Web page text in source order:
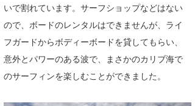
いで割れています。サーフショップなどはない
ので、ボードのレンタルはできませんが、ライ
フガードからボディーボードを貸してもらい、
意外とパワーのある波で、まさかのカリブ海で
のサーフィンを楽しむことができました。
waka☆=
YUKI☆
たっちー